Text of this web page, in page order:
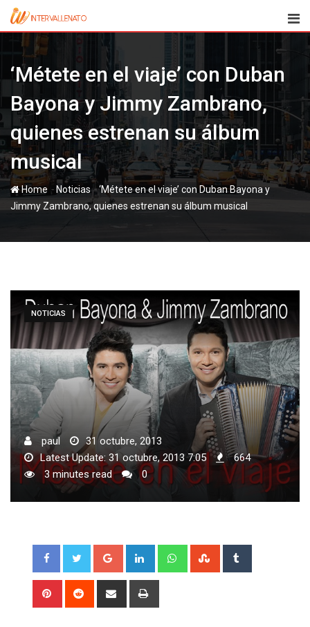
Skip
content
‘Métete en el viaje’ con Duban
Bayona y Jimmy Zambrano,
quienes estrenan su álbum
musical
Home - Noticias-‘Métete en el viaje’ con Duban Bayona y
Jimmy Zambrano, quienes estrenan su álbum musical
NOTICIAS
paul
31 octubre, 2013
Latest Update: 31 octubre, 2013 7:05
664
3 minutes read
0
Google+ LinkedIn WhatsappStumbleUpon
Pinterest Reddit
Share